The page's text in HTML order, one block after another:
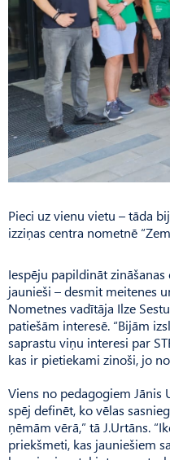
Pieci uz vienu vietu – tāda
izziņas centra nometnē
Iespēju papildināt
jaunieši – desmit meitenes
Nomet­nes vadītāja Ilze
patiešām interesē. “Bijām
saprastu viņu interesi par
kas ir pietiekami zinoši, jo
Viens no pedagogiem Jānis
spēj definēt, ko vēlas
ņēmām vērā,” tā J.Urtāns.
priekšmeti, kas jauniešiem